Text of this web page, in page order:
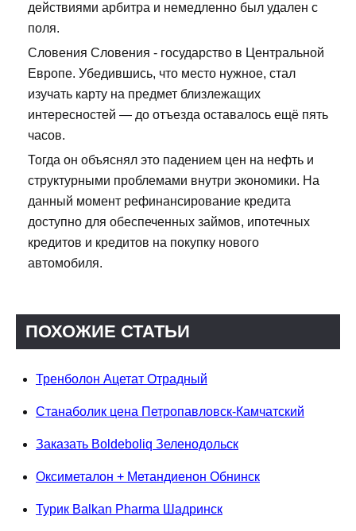
действиями арбитра и немедленно был удален с
поля.
Словения Словения - государство в Центральной
Европе. Убедившись, что место нужное, стал
изучать карту на предмет близлежащих
интересностей — до отъезда оставалось ещё пять
часов.
Тогда он объяснял это падением цен на нефть и
структурными проблемами внутри экономики. На
данный момент рефинансирование кредита
доступно для обеспеченных займов, ипотечных
кредитов и кредитов на покупку нового
автомобиля.
ПОХОЖИЕ СТАТЬИ
Тренболон Ацетат Отрадный
Станаболик цена Петропавловск-Камчатский
Заказать Boldeboliq Зеленодольск
Оксиметалон + Метандиенон Обнинск
Турик Balkan Pharma Шадринск